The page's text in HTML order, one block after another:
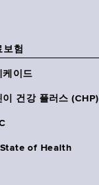
보험
케이드
이 건강 플러스 (CHP)
State of Health